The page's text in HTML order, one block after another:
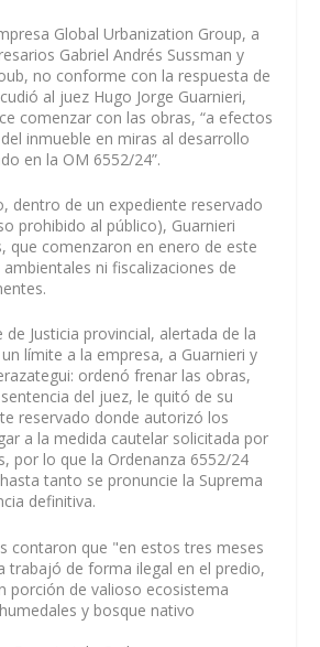
Global Urbanization Group, a
Gabriel Andrés Sussman y
no conforme con la respuesta de
al juez Hugo Jorge Guarnieri,
comenzar con las obras, “a efectos
inmueble en miras al desarrollo
en la OM 6552/24”.
dentro de un expediente reservado
prohibido al público), Guarnieri
que comenzaron en enero de este
ni fiscalizaciones de
de Justicia provincial, alertada de la
límite a la empresa, a Guarnieri y
ordenó frenar las obras,
del juez, le quitó de su
reservado donde autorizó los
a la medida cautelar solicitada por
por lo que la Ordenanza 6552/24
tanto se pronuncie la Suprema
definitiva.
contaron que "en estos tres meses
trabajó de forma ilegal en el predio,
porción de valioso ecosistema
y bosque nativo